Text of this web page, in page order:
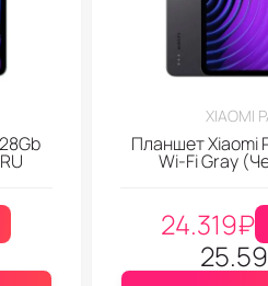
XIAOMI
Планшет Xiaomi
Wi-Fi Gray
24.319₽